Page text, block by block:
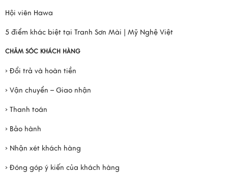
Hội viên Hawa
5 điểm khác biệt tại Tranh Sơn Mài | Mỹ Nghệ Việt
CHĂM SÓC KHÁCH HÀNG
› Đổi trả và hoàn tiền
› Vận chuyển – Giao nhận
› Thanh toán
› Bảo hành
› Nhận xét khách hàng
› Đóng góp ý kiến của khách hàng